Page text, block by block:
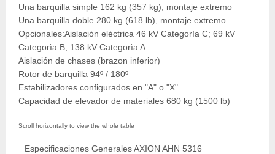
Una barquilla simple 162 kg (357 kg), montaje extremo
Una barquilla doble 280 kg (618 lb), montaje extremo
Opcionales:Aislación eléctrica 46 kV Categorìa C; 69 kV
Categorìa B; 138 kV Categorìa A.
Aislación de chases (brazon inferior)
Rotor de barquilla 94º / 180º
Estabilizadores configurados en "A" o "X".
Capacidad de elevador de materiales 680 kg (1500 lb)
Especificaciones Generales AXION AHN 5316